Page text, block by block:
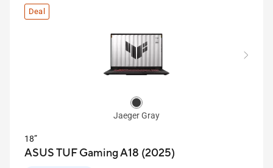
Deal
Jaeger Gray
18”
ASUS TUF Gaming A18 (2025)